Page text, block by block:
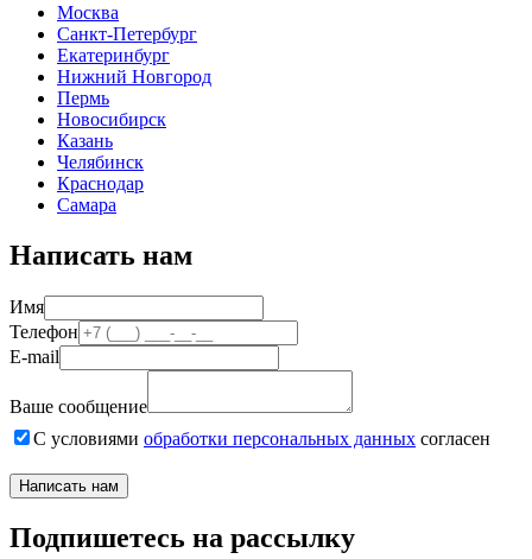
Москва
Санкт-Петербург
Екатеринбург
Нижний Новгород
Пермь
Новосибирск
Казань
Челябинск
Краснодар
Самара
Написать нам
Имя
Телефон
E-mail
Ваше сообщение
С условиями обработки персональных данных согласен
Написать нам
Подпишетесь на рассылку